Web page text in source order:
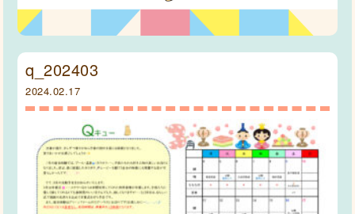
q_202403
2024.02.17